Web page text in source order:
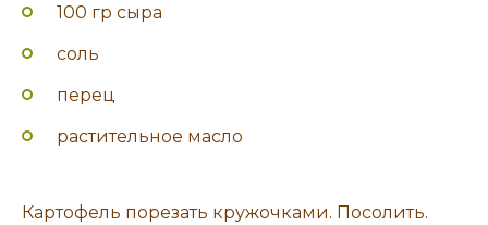
100 гр сыра
соль
перец
растительное масло
Картофель порезать кружочками. Посолить.